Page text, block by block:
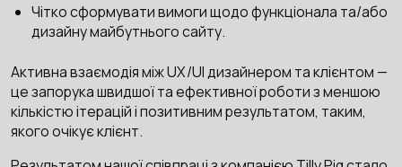
Чітко сформувати вимоги щодо функціонала та/або
дизайну майбутнього сайту.
Активна взаємодія між UX/UI дизайнером та клієнтом —
це запорука швидшої та ефективної роботи з меншою
кількістю ітерацій і позитивним результатом, таким,
якого очікує клієнт.